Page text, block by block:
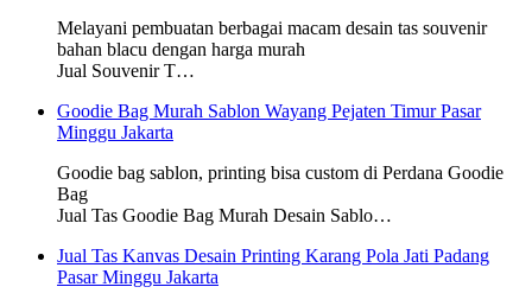
Melayani pembuatan berbagai macam desain tas souvenir
bahan blacu dengan harga murah
Jual Souvenir T…
Goodie Bag Murah Sablon Wayang Pejaten Timur Pasar
Minggu Jakarta
Goodie bag sablon, printing bisa custom di Perdana Goodie
Bag
Jual Tas Goodie Bag Murah Desain Sablo…
Jual Tas Kanvas Desain Printing Karang Pola Jati Padang
Pasar Minggu Jakarta